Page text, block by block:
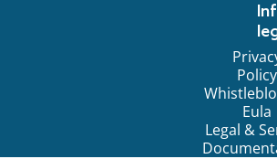
Policy
Eula
Legal &